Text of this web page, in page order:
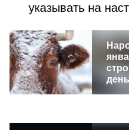
указывать на
день